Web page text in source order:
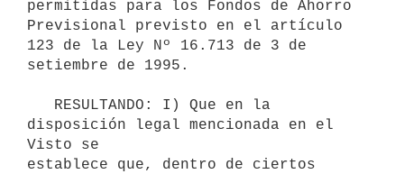
permitidas para los Fondos de Ahorro
Previsional previsto en el artículo
123 de la Ley Nº 16.713 de 3 de
setiembre de 1995.
disposición legal mencionada en el
Visto se
establece que, dentro de ciertos